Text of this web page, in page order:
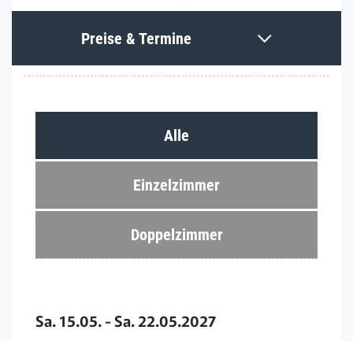
Preise & Termine
Alle
Einzelzimmer
Doppelzimmer
Sa. 15.05. - Sa. 22.05.2027